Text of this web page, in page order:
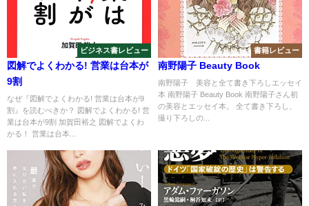
ビジネス書レビュー
図解でよくわかる! 営業は台本が
9割
なぜ『図解でよくわかる! 営業は台本が9
割』を読むべきか？ 図解でよくわかる! 営
業は台本が9割 加賀田裕之 図解でよくわ
かる！ 営業は台本...
書籍レビュー
南野陽子 Beauty Book
南野陽子 美容と全て書き下ろしエッセイ
本 南野陽子 Beauty Book 南野陽子さん初
の美容とエッセイ本。 全て書き下ろし、
撮り下ろしの...